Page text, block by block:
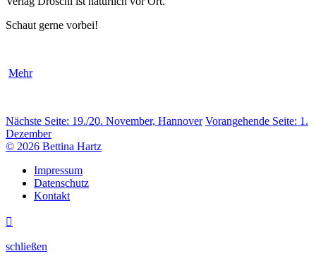
Schaut gerne vorbei!
Mehr
Nächste Seite: 19./20. November, Hannover Vorangehende Seite: 1.
Dezember
© 2026 Bettina Hartz
Impressum
Datenschutz
Kontakt

schließen